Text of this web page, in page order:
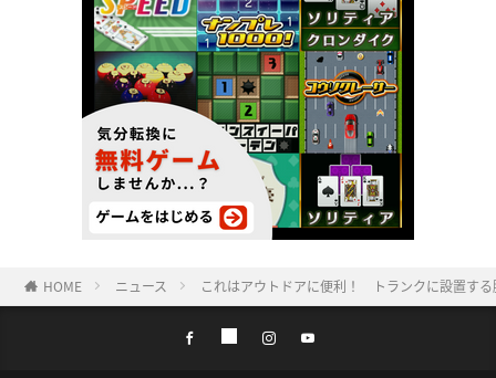
HOME ニュース これはアウトドアに便利！ トランクに設置する